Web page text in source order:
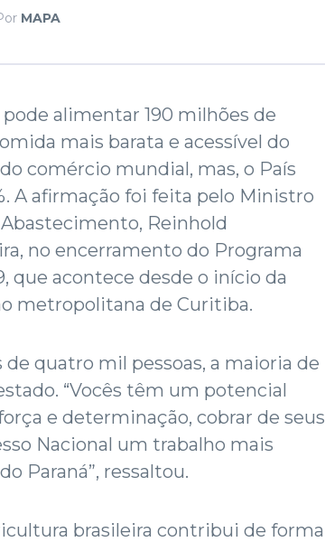
MAPA
alimentar 190 milhões de
mais barata e acessível do
comércio mundial, mas, o País
A afirmação foi feita pelo Ministro
Reinhold
no encerramento do Programa
que acontece desde o início da
metropolitana de Curitiba.
quatro mil pessoas, a maioria de
“Vocês têm um potencial
e determinação, cobrar de seus
Nacional um trabalho mais
Paraná”, ressaltou.
brasileira contribui de forma